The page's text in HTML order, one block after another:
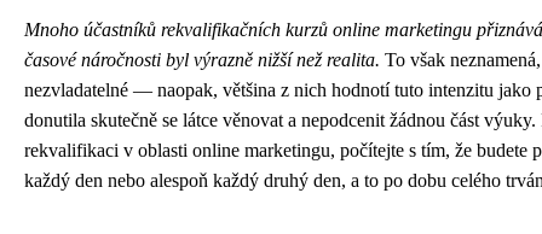
Mnoho účastníků rekvalifikačních kurzů online marketingu
časové náročnosti byl výrazně nižší než realita. To však
nezvladatelné — naopak, většina z nich hodnotí tuto intenzitu jako
donutila skutečně se látce věnovat a nepodcenit žádnou část
rekvalifikaci v oblasti online marketingu, počítejte s tím, že budete
každý den nebo alespoň každý druhý den, a to po dobu celého